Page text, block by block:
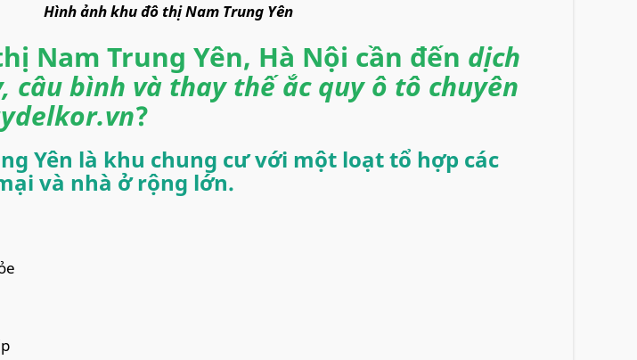
Hình ảnh khu đô thị Nam Trung Yên
Nam Trung Yên, Hà Nội cần đến dịch
câu bình và thay thế ắc quy ô tô chuyên
?
Yên là khu chung cư với một loạt tổ hợp các
và nhà ở rộng lớn.